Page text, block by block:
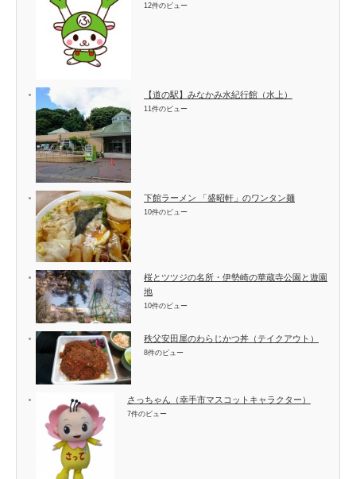
12件のビュー
【道の駅】みなかみ水紀行館（水上）
11件のビュー
下館ラーメン 「盛昭軒」のワンタン麺
10件のビュー
桜とツツジの名所・伊勢崎の華蔵寺公園と遊園
地
10件のビュー
秩父安田屋のわらじかつ丼（テイクアウト）
8件のビュー
さっちゃん（幸手市マスコットキャラクター）
7件のビュー